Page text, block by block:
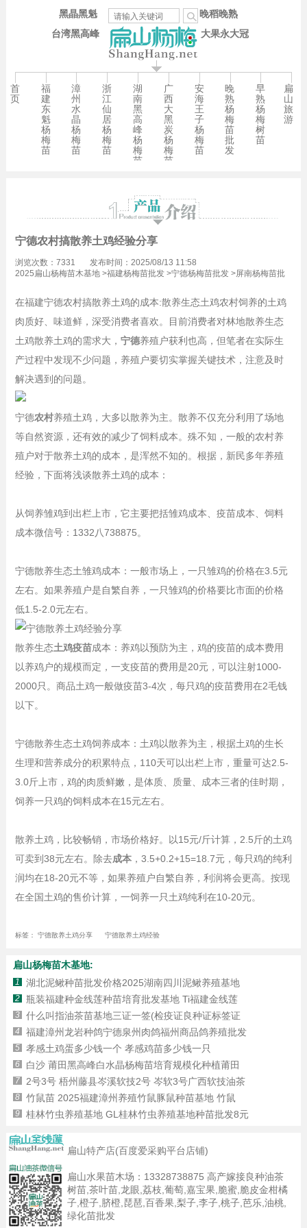
台湾黑高峰
晚稻晚熟
大果永大冠
黑晶黑魁
首
页
福
建
东
魁
杨
梅
苗
漳
州
水
晶
杨
梅
苗
浙
江
仙
居
杨
梅
苗
湖
南
黑
高
峰
杨
梅
苗
广
西
大
黑
炭
杨
梅
苗
安
海
王
子
杨
梅
苗
晚
熟
杨
梅
苗
批
发
早
熟
杨
梅
树
苗
扁
山
旅
游
宁德农村搞散养土鸡经验分享
浏览次数：7331
发布时间：2025/08/13 11:58
2025扁山杨梅苗木基地>福建杨梅苗批发>宁德杨梅苗批发>屏南杨梅苗批
在福建宁德农村搞散养土鸡的成本:散养生态土鸡农村饲养的土鸡
肉质好、味道鲜，深受消费者喜欢。目前消费者对林地散养生态
土鸡散养土鸡的需求大， 宁德养殖户获利也高，但笔者在实际生
产过程中发现不少问题，养殖户要切实掌握关键技术，注意及时
解决遇到的问题。
宁德农村养殖土鸡，大多以散养为主。散养不仅充分利用了场地
等自然资源，还有效的减少了饲料成本。殊不知，一般的农村养
殖户对于散养土鸡的成本，是浑然不知的。根据，新民多年养殖
经验，下面将浅谈散养土鸡的成本：
从饲养雏鸡到出栏上市，它主要把括雏鸡成本、疫苗成本、饲料
成本微信号：1332八738875。
宁德散养生态土雏鸡成本：一般市场上，一只雏鸡的价格在3.5元
左右。如果养殖户是自繁自养，一只雏鸡的价格要比市面的价格
低1.5-2.0元左右。
散养生态土鸡疫苗成本：养鸡以预防为主，鸡的疫苗的成本费用
以养鸡户的规模而定，一支疫苗的费用是20元，可以注射1000-
2000只。商品土鸡一般做疫苗3-4次，每只鸡的疫苗费用在2毛钱
以下。
宁德散养生态土鸡饲养成本：土鸡以散养为主，根据土鸡的生长
生理和营养成分的积累特点，110天可以出栏上市，重量可达2.5-
3.0斤上市，鸡的肉质鲜嫩，是体质、质量、成本三者的佳时期，
饲养一只鸡的饲料成本在15元左右。
散养土鸡，比较畅销，市场价格好。以15元/斤计算，2.5斤的土鸡
可卖到38元左右。除去成本，3.5+0.2+15=18.7元，每只鸡的纯利
润均在18-20元不等，如果养殖户自繁自养，利润将会更高。按现
在全国土鸡的售价计算，一饲养一只土鸡纯利在10-20元。
标签： 宁德散养土鸡分享 宁德散养土鸡经验
扁山杨梅苗木基地:
1 湖北泥鳅种苗批发价格2025湖南四川泥鳅养殖基地
2 瓶装福建种金线莲种苗培育批发基地 Ti福建金线莲
3 什么叫指油茶苗基地三证一签(检疫证良种证标签证
4 福建漳州龙岩种鸽宁德泉州肉鸽福州商品鸽养殖批发
5 孝感土鸡蛋多少钱一个 孝感鸡苗多少钱一只
6 白沙 莆田黑高峰白水晶杨梅苗培育规模化种植莆田
7 2号3号 梧州藤县岑溪软技2号 岑软3号广西软技油茶
8 竹鼠苗 2025福建漳州养殖竹鼠豚鼠种苗基地 竹鼠
9 桂林竹虫养殖基地 GL桂林竹虫养殖基地种苗批发8元
扁山特产店(百度爱采购平台店铺)
扁山水果苗木场： 13328738875 高产嫁接良种油茶
树苗,茶叶苗,龙眼,荔枝,葡萄,嘉宝果,脆蜜,脆皮金柑橘
子,橙子,脐橙,琵琶,百香果,梨子,李子,桃子,芭乐,油桃,
绿化苗批发